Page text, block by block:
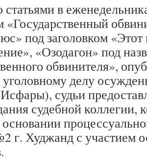
статьями в
«Государственный
под заголовком «Этот
«Озодагон» под
обвинителя»,
уголовному делу
судьи
судебной коллегии,
г. Худжанд с участием